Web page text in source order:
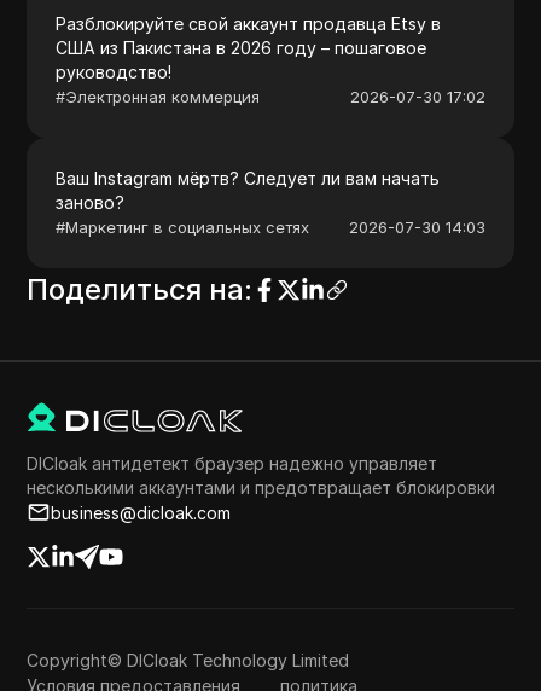
Разблокируйте свой аккаунт продавца Etsy в
США из Пакистана в 2026 году – пошаговое
руководство!
#Электронная коммерция 2026-07-30 17:02
Ваш Instagram мёртв? Следует ли вам начать
заново?
#Маркетинг в социальных сетях 2026-07-30 14:03
Поделиться на:
DICloak антидетект браузер надежно управляет
несколькими аккаунтами и предотвращает блокировки
business@dicloak.com
Copyright© DICloak Technology Limited
Условия предоставления
политика